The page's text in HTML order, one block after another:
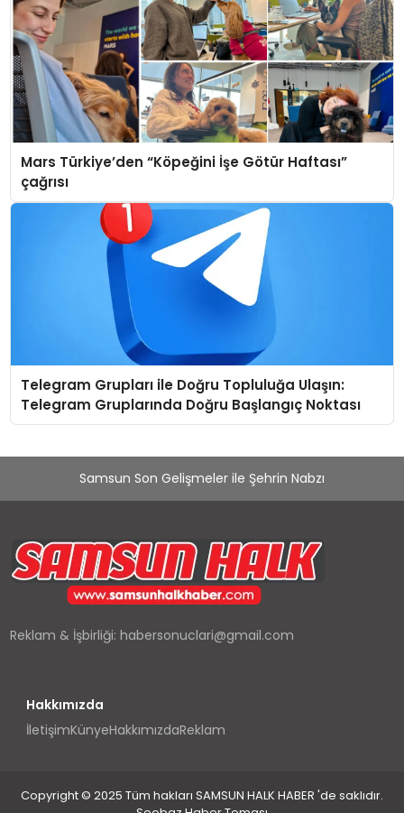
Mars Türkiye’den “Köpeğini İşe Götür Haftası”
çağrısı
Telegram Grupları ile Doğru Topluluğa Ulaşın:
Telegram Gruplarında Doğru Başlangıç Noktası
Samsun Son Gelişmeler ile Şehrin Nabzı
Reklam & İşbirliği:habersonuclari@gmail.com
Hakkımızda
İletişimKünyeHakkımızdaReklam
Copyright © 2025 Tüm hakları SAMSUN HALK HABER 'de saklıdır.